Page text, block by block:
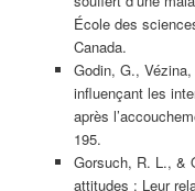
École des
Canada.
Godin, G.,
influençant les
après
195.
Gorsuch, R. L., &
attitudes : Leur